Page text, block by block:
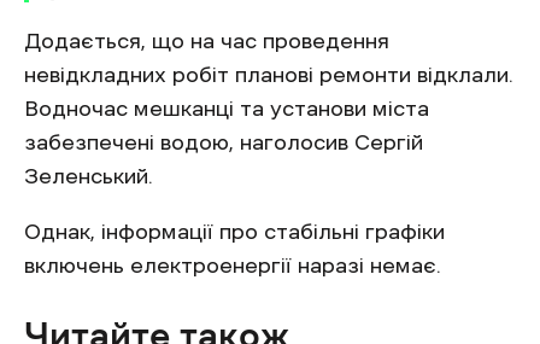
Додається, що на час проведення
невідкладних робіт планові ремонти відклали.
Водночас мешканці та установи міста
забезпечені водою, наголосив Сергій
Зеленський.
Однак, інформації про стабільні графіки
включень електроенергії наразі немає.
Читайте також